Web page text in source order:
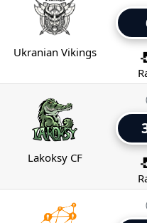
Ukranian Vikings
Lakoksy CF